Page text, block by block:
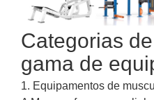
Categorias
gama de
1. Equipamentos de